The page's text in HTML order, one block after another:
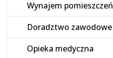
Wynajem pomieszczeń
Doradztwo zawodowe
Opieka medyczna